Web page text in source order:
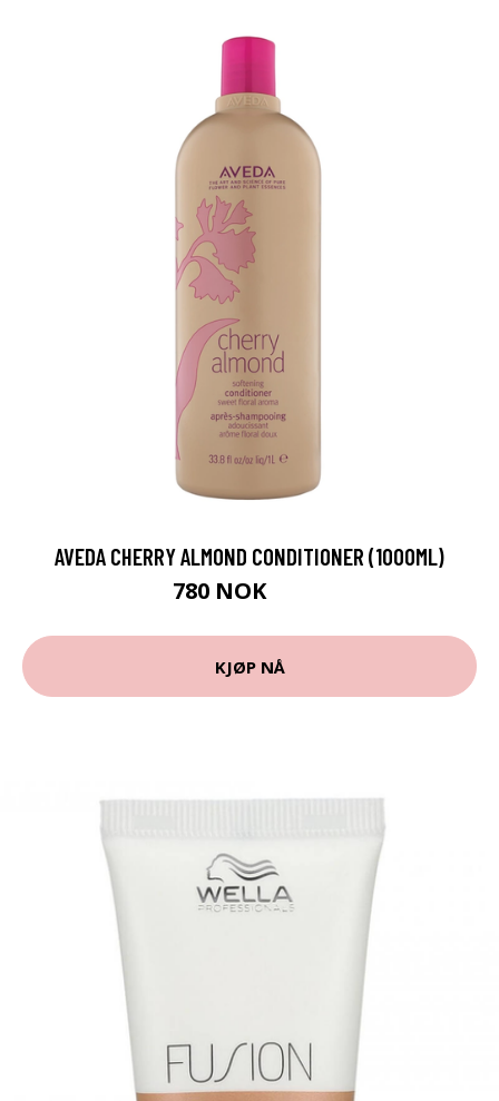
AVEDA CHERRY ALMOND CONDITIONER (1000ML)
780 NOK
KJØP NÅ